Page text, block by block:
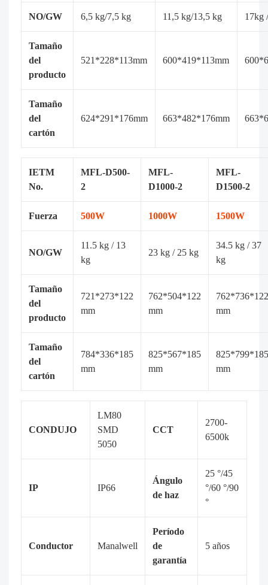
NO/GW 6,5 kg/7,5 kg 11,5 kg/13,5 kg 17kg
Tamaño
del
producto
521*228*113mm 600*419*113mm
Tamaño
del
cartón
624*291*176mm 663*482*176mm
IETM
No.
MFL-D500-
2
MFL-
D1000-2
MFL-
D1500-2
Fuerza 500W 1000W 1500W
NO/GW
11.5 kg / 13
kg
23 kg / 25 kg
34.5 kg / 37
kg
Tamaño
del
producto
721*273*122
mm
762*504*122
mm
762*736*122
mm
Tamaño
del
cartón
784*336*185
mm
825*567*185
mm
825*799*185
mm
CONDUJO
LM80
SMD
5050
CCT
2700-
6500k
IP IP66
Ángulo
de haz
25 °/45
°/60 °/90
°
Conductor Manalwell
Período
de
garantía
5 años